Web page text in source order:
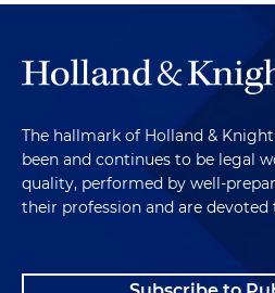
The hallmark of Holland &
been and continues to be legal
quality, performed by well-
their profession and are